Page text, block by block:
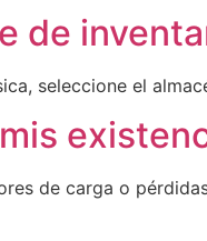
de
seleccione el
de carga o